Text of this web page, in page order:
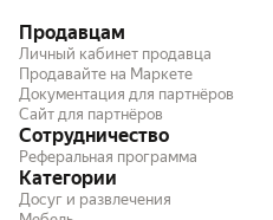
Продавцам
Личный кабинет продавца
Продавайте на Маркете
Документация для партнёров
Сайт для партнёров
Сотрудничество
Реферальная программа
Категории
Досуг и развлечения